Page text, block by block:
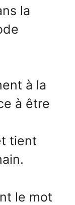
la
à la
à être
tient
le mot